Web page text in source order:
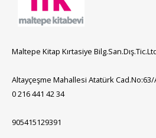
Maltepe Kitap Kırtasiye
Altayçeşme Mahallesi Atatürk
0 216 441 42 34
905415129391